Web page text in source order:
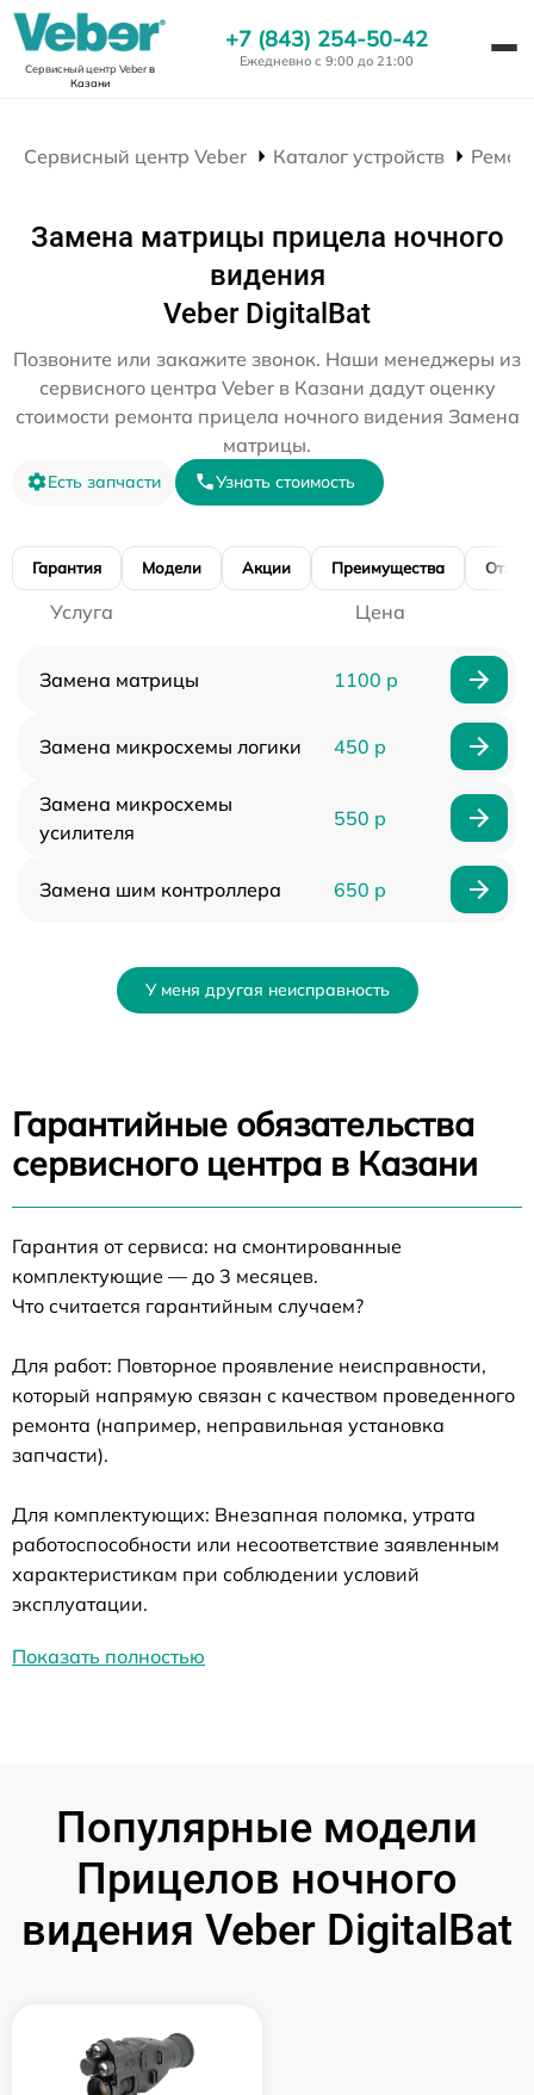
Сервисный центр Veberв
Казани
+7 (843) 254-50-42
Ежедневно с 9:00 до 21:00
Сервисный центр Veber Каталог устройств
Замена матрицы прицела ночного
видения
Veber DigitalBat
Позвоните или закажите звонок. Наши менеджеры из
сервисного центра Veber в Казани дадут оценку
стоимости ремонта прицела ночного видения Замена
матрицы.
Есть запчасти Узнать стоимость
Гарантия Модели Акции Преимущества
Услуга Цена
Замена матрицы 1100 р
Замена микросхемы логики 450 р
Замена микросхемы
усилителя
550 р
Замена шим контроллера 650 р
У меня другая неисправность
Гарантийные обязательства
сервисного центра в Казани
Гарантия от сервиса: на смонтированные
комплектующие — до 3 месяцев.
Что считается гарантийным случаем?
Для работ: Повторное проявление неисправности,
который напрямую связан с качеством проведенного
ремонта (например, неправильная установка
запчасти).
Для комплектующих: Внезапная поломка, утрата
работоспособности или несоответствие заявленным
характеристикам при соблюдении условий
эксплуатации.
Показать полностью
Популярные модели
Прицелов ночного
видения Veber DigitalBat